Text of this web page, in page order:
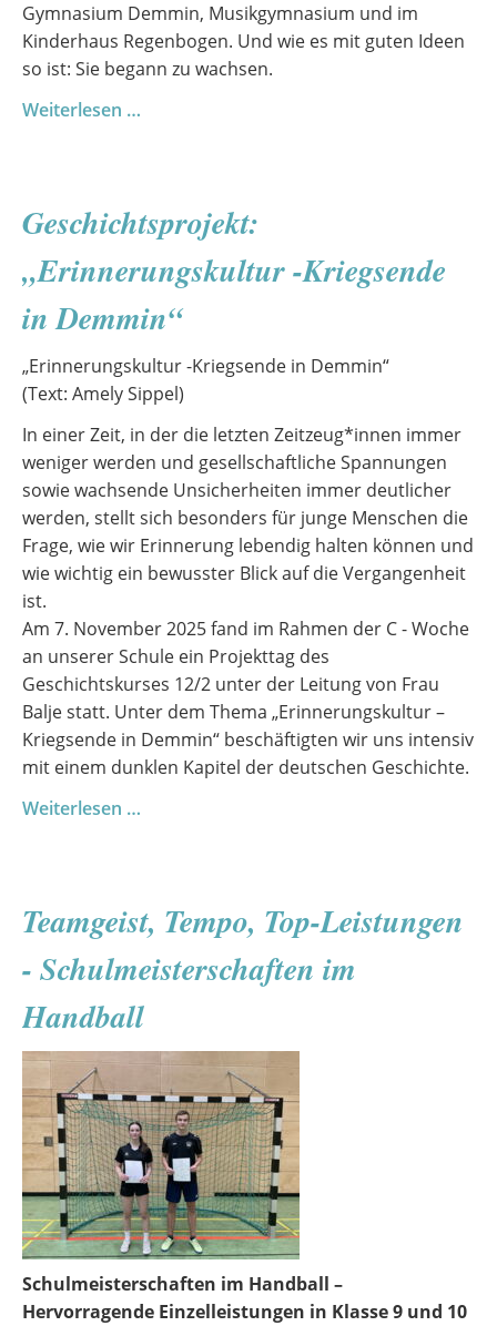
Gymnasium Demmin, Musikgymnasium und im
Kinderhaus Regenbogen. Und wie es mit guten Ideen
so ist: Sie begann zu wachsen.
Weiterlesen …
&
Goethe-
Gymnasium
erhalten
Förderpreis
2025
Geschichtsprojekt:
„Erinnerungskultur -Kriegsende
in Demmin“
„Erinnerungskultur -Kriegsende in Demmin“
(Text: Amely Sippel)
In einer Zeit, in der die letzten Zeitzeug*innen immer
weniger werden und gesellschaftliche Spannungen
sowie wachsende Unsicherheiten immer deutlicher
werden, stellt sich besonders für junge Menschen die
Frage, wie wir Erinnerung lebendig halten können und
wie wichtig ein bewusster Blick auf die Vergangenheit
ist.
Am 7. November 2025 fand im Rahmen der C - Woche
an unserer Schule ein Projekttag des
Geschichtskurses 12/2 unter der Leitung von Frau
Balje statt. Unter dem Thema „Erinnerungskultur –
Kriegsende in Demmin“ beschäftigten wir uns intensiv
mit einem dunklen Kapitel der deutschen Geschichte.
Weiterlesen …
in
Demmin“
Teamgeist, Tempo, Top-Leistungen
- Schulmeisterschaften im
Handball
Schulmeisterschaften im Handball –
Hervorragende Einzelleistungen in Klasse 9 und 10